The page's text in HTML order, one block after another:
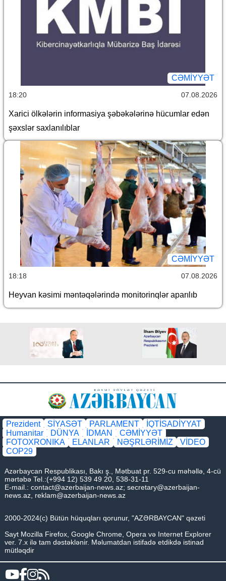
CƏMİYYƏT
18:20 07.08.2026
Xarici ölkələrin informasiya şəbəkələrinə hücumlar edən
şəxslər saxlanılıblar
CƏMİYYƏT
18:18 07.08.2026
Heyvan kəsimi məntəqələrində monitorinqlər aparılıb
Prezident SİYASƏT PARLAMENT
İQTİSADİYYAT
Humanitar
DÜNYA İDMAN
CƏMİYYƏT
FOTOXRONIKA
ELANLAR NƏŞRLƏRİMİZ
VİDEO
COP29
Azərbaycan Respublikası, Bakı ş., Mətbuat pr. 529-cu məhəllə, 4-cü
mərtəbə Tel.:(+994 12) 539 49 20, 538-31-11
E-mail.: contact@azerbaijan-news.az; secretary@azerbaijan-
news.az reklam@azerbaijan-news.az
2000-2024(c) Bütün hüquqları qorunur, "AZƏRBAYCAN" qəzeti
Sayt Mozilla Firefox, Google Chrome, Opera və Internet Explorer
ver. 7.x ilə tam dəstəklənir. Məlumatdan istifadə etdikdə istinad
mütləqdir